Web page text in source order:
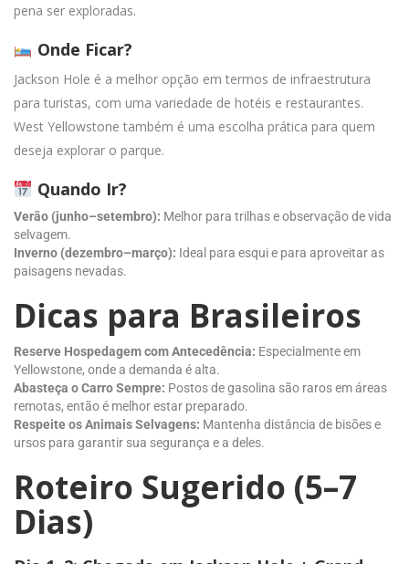
pena ser exploradas.
Onde Ficar?
Jackson Hole é a melhor opção em termos de infraestrutura
para turistas, com uma variedade de hotéis e restaurantes.
West Yellowstone também é uma escolha prática para quem
deseja explorar o parque.
Quando Ir?
Verão (junho–setembro): Melhor para trilhas e observação de vida
selvagem.
Inverno (dezembro–março): Ideal para esqui e para aproveitar as
paisagens nevadas.
Dicas para Brasileiros
Reserve Hospedagem com Antecedência: Especialmente em
Yellowstone, onde a demanda é alta.
Abasteça o Carro Sempre: Postos de gasolina são raros em áreas
remotas, então é melhor estar preparado.
Respeite os Animais Selvagens: Mantenha distância de bisões e
ursos para garantir sua segurança e a deles.
Roteiro Sugerido (5–7
Dias)